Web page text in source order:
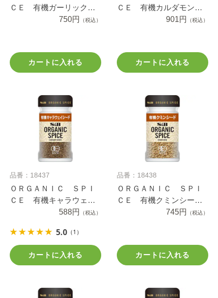
ＣＥ 有機ガーリック
（あらびき） ２７ｇ
750円 （税込）
カートに入れる
ＣＥ 有機カルダモン
（パウダー） １９.５ｇ
901円 （税込）
カートに入れる
品番：18437
ＯＲＧＡＮＩＣ ＳＰＩ
ＣＥ 有機キャラウェイ
シード １８.５ｇ
588円 （税込）
5.0 （1）
カートに入れる
品番：18438
ＯＲＧＡＮＩＣ ＳＰＩ
ＣＥ 有機クミンシー
745円 （税込）
カートに入れる